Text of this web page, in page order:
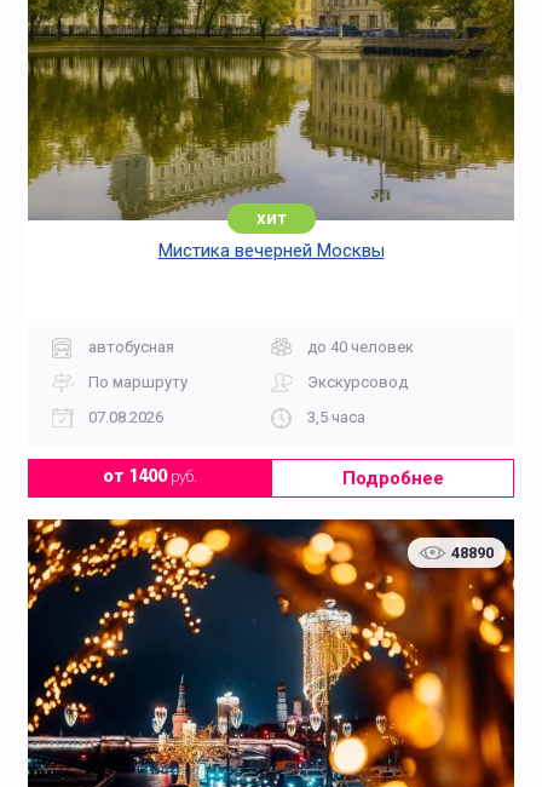
хит
Мистика вечерней Москвы
автобусная
до 40 человек
По маршруту
Экскурсовод
07.08.2026
3,5 часа
от 1400руб. Подробнее
48890